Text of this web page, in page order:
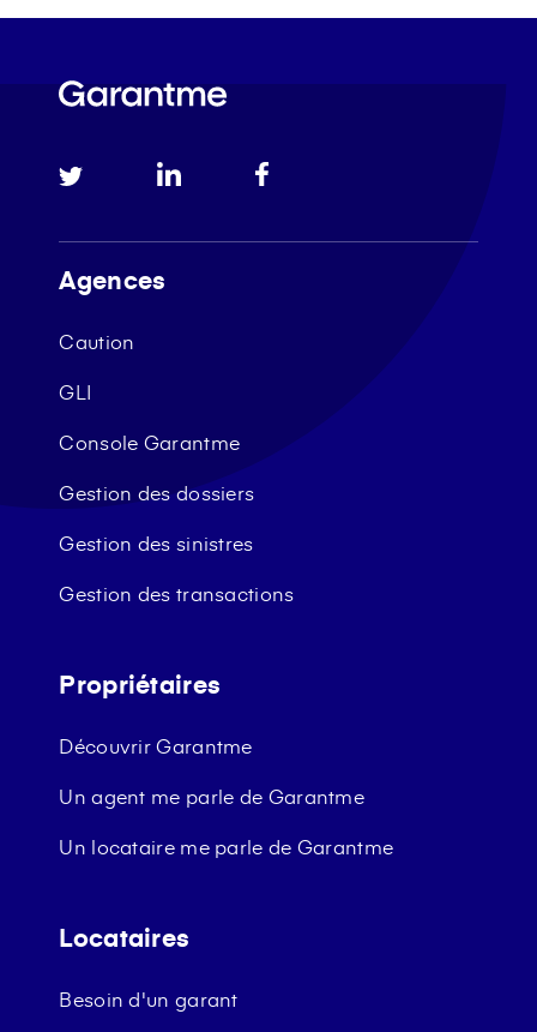
Agences
Caution
GLI
Console Garantme
Gestion des dossiers
Gestion des sinistres
Gestion des transactions
Propriétaires
Découvrir Garantme
Un agent me parle de Garantme
Un locataire me parle de Garantme
Locataires
Besoin d'un garant